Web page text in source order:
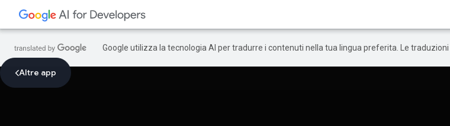
Google utilizza la tecnologia AI per tradurre i contenuti nella tua lingua preferita. Le
Altre app